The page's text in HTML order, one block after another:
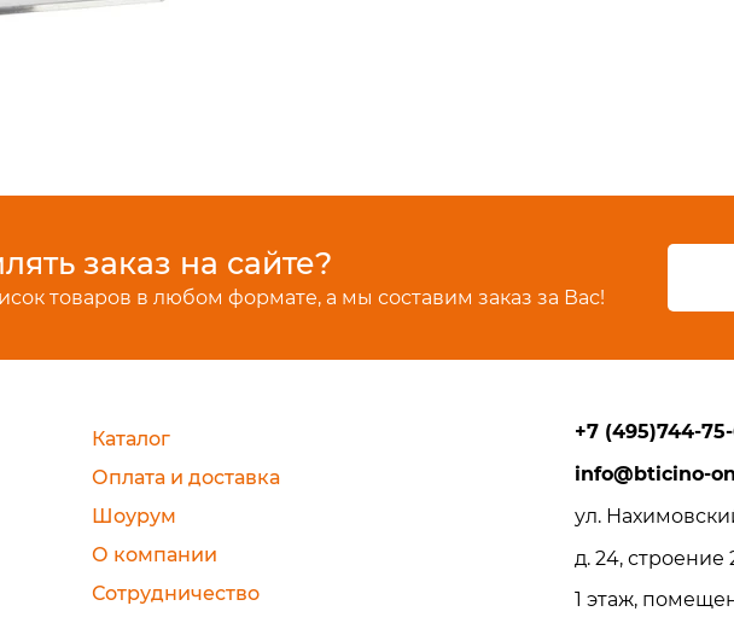
заказ на сайте?
товаров в любом формате, а мы составим заказ за Вас!
Каталог
Оплата и доставка
Шоурум
О компании
Сотрудничество
+7 (495)744-
info@bticino-
ул.
д. 24,
1 этаж,